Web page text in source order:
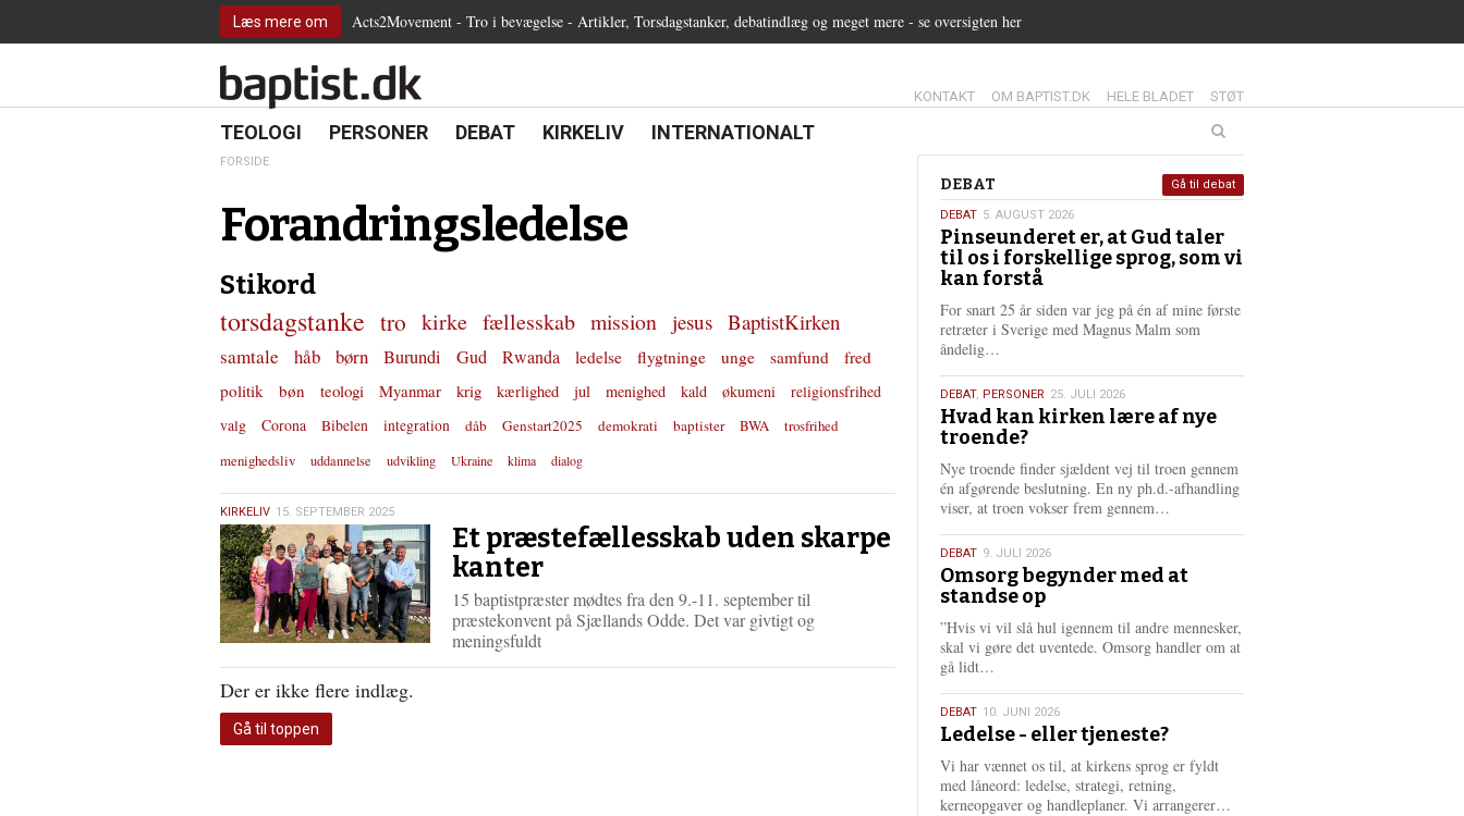
gå
for
6.0:
Internationalt
Læs mere om Acts2Movement - Tro i bevægelse - Artikler, Torsdagstanker, debatindlæg og meget mere - se oversigten her
13.0:
KONTAKT 14.0:
OM BAPTIST.DK 15.0:
HELE BLADET 16.0:
STØT
18.0:
TEOLOGI 19.0:
PERSONER 20.0:
DEBAT 21.0:
KIRKELIV 22.0:
INTERNATIONALT
FORSIDE
Forandringsledelse
Stikord
torsdagstanke tro kirke fællesskab mission jesus BaptistKirken
samtale håb børn Burundi Gud Rwanda ledelse flygtninge unge samfund
fred
politik
bøn teologi Myanmar krig kærlighed jul menighed kald økumeni
religionsfrihed
valg
Corona Bibelen integration dåb Genstart2025 demokrati baptister BWA
trosfrihed
menighedsliv
uddannelse udvikling Ukraine klima dialog
15.
september
2025
KIRKELIV 15. SEPTEMBER 2025
Et præstefællesskab uden skarpe
kanter
15 baptistpræster mødtes fra den 9.-11. september til
præstekonvent på Sjællands Odde. Det var givtigt og
meningsfuldt
Der er ikke flere indlæg.
Gå til toppen
Debat
DEBAT
5.
august
2026
DEBAT 5. AUGUST 2026
Pinseunderet er, at Gud taler
til os i forskellige sprog, som vi
kan forstå
For snart 25 år siden var jeg på én af mine første
retræter i Sverige med Magnus Malm som
åndelig…
s
m
e
r
e
25.
juli
2026
DEBAT, PERSONER 25. JULI 2026
Hvad kan kirken lære af nye
troende?
Nye troende finder sjældent vej til troen gennem
én afgørende beslutning. En ny ph.d.-afhandling
viser, at troen vokser frem gennem…
e
e
9.
juli
2026
DEBAT 9. JULI 2026
Omsorg begynder med at
standse op
”Hvis vi vil slå hul igennem til andre mennesker,
skal vi gøre det uventede. Omsorg handler om at
gå lidt…
s
e
r
e
10.
juni
2026
DEBAT 10. JUNI 2026
Ledelse - eller tjeneste?
Vi har vænnet os til, at kirkens sprog er fyldt
med låneord: ledelse, strategi, retning,
kerneopgaver og handleplaner. Vi arrangerer…
Gå til debat